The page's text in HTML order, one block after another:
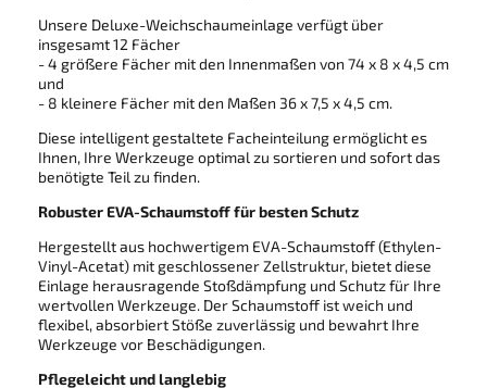
Unsere Deluxe-Weichschaumeinlage verfügt über
insgesamt 12 Fächer
- 4 größere Fächer mit den Innenmaßen von 74 x 8 x 4,5 cm
und
- 8 kleinere Fächer mit den Maßen 36 x 7,5 x 4,5 cm.
Diese intelligent gestaltete Facheinteilung ermöglicht es
Ihnen, Ihre Werkzeuge optimal zu sortieren und sofort das
benötigte Teil zu finden.
Robuster EVA-Schaumstoff für besten Schutz
Hergestellt aus hochwertigem EVA-Schaumstoff (Ethylen-
Vinyl-Acetat) mit geschlossener Zellstruktur, bietet diese
Einlage herausragende Stoßdämpfung und Schutz für Ihre
wertvollen Werkzeuge. Der Schaumstoff ist weich und
flexibel, absorbiert Stöße zuverlässig und bewahrt Ihre
Werkzeuge vor Beschädigungen.
Pflegeleicht und langlebig